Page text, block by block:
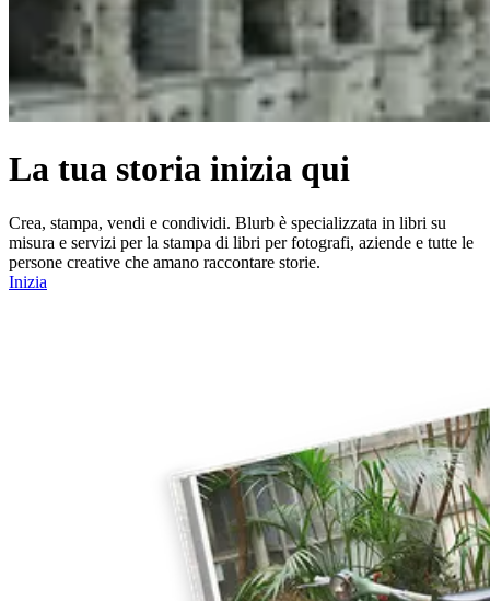
La tua storia inizia qui
Crea, stampa, vendi e condividi. Blurb è specializzata in libri su
misura e servizi per la stampa di libri per fotografi, aziende e tutte le
persone creative che amano raccontare storie.
Inizia